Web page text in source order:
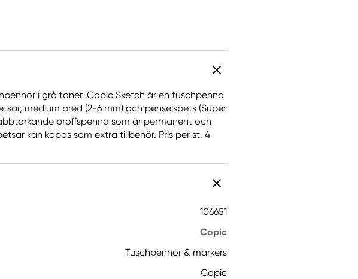
i grå toner. Copic Sketch är en tuschpenna
medium bred (2-6 mm) och penselspets (Super
proffspenna som är permanent och
kan köpas som extra tillbehör. Pris per st. 4
106651
Copic
Tuschpennor & markers
Copic